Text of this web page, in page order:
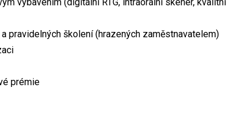
pravidelných školení (hrazených zaměstnavatelem)
prémie